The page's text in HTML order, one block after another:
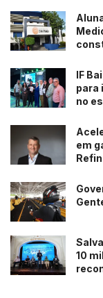
IF
para
no
em
10